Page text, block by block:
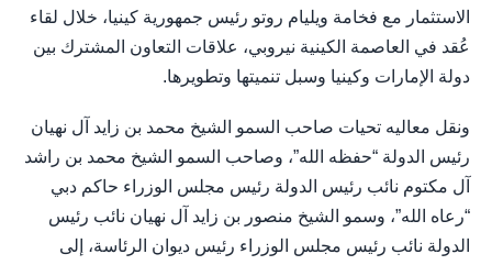
الاستثمار مع فخامة ويليام روتو رئيس جمهورية كينيا، خلال لقاء
عُقد في العاصمة الكينية نيروبي، علاقات التعاون المشترك بين
دولة الإمارات وكينيا وسبل تنميتها وتطويرها.
‎ونقل معاليه تحيات صاحب السمو الشيخ محمد بن زايد آل نهيان
رئيس الدولة “حفظه الله”، وصاحب السمو الشيخ محمد بن راشد
آل مكتوم نائب رئيس الدولة رئيس مجلس الوزراء حاكم دبي
“رعاه الله”، وسمو الشيخ منصور بن زايد آل نهيان نائب رئيس
الدولة نائب رئيس مجلس الوزراء رئيس ديوان الرئاسة، إلى